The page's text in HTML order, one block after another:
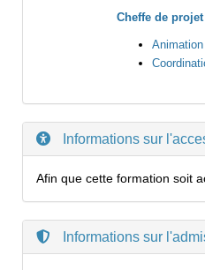
Cheffe de
Informations sur
Afin que cette formation soit
Informations sur